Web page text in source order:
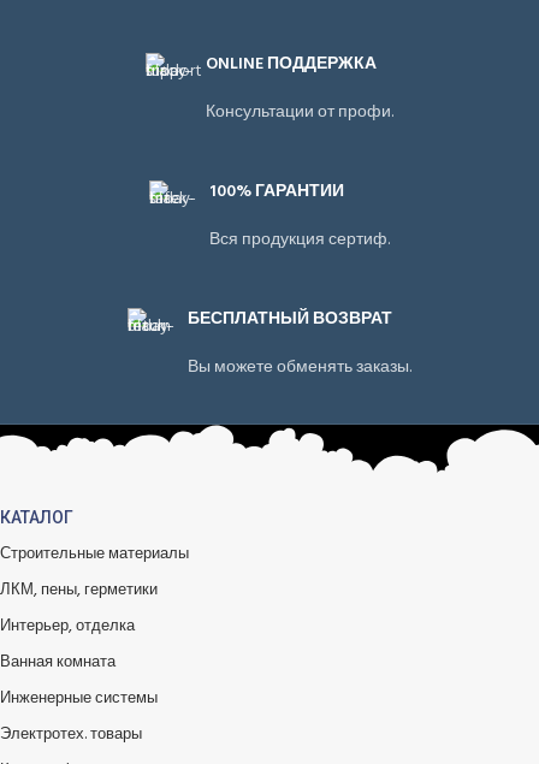
ONLINE ПОДДЕРЖКА
Консультации от профи.
100% ГАРАНТИИ
Вся продукция сертиф.
БЕСПЛАТНЫЙ ВОЗВРАТ
Вы можете обменять заказы.
КАТАЛОГ
Строительные материалы
ЛКМ, пены, герметики
Интерьер, отделка
Ванная комната
Инженерные системы
Электротех. товары